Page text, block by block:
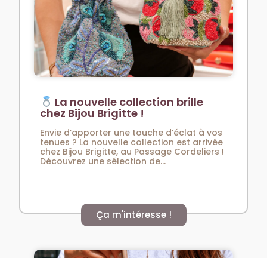
La nouvelle collection brille
chez Bijou Brigitte !
Envie d’apporter une touche d’éclat à vos
tenues ? La nouvelle collection est arrivée
chez Bijou Brigitte, au Passage Cordeliers !
Découvrez une sélection de...
Ça m'intéresse !